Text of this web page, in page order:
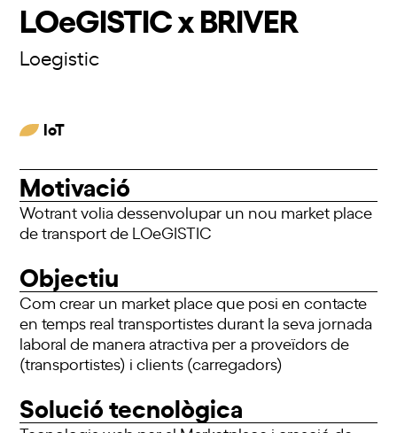
LOeGISTIC x BRIVER
Loegistic
IoT
Motivació
Wotrant volia dessenvolupar un nou market place
de transport de LOeGISTIC
Objectiu
Com crear un market place que posi en contacte
en temps real transportistes durant la seva jornada
laboral de manera atractiva per a proveïdors de
(transportistes) i clients (carregadors)
Solució tecnològica